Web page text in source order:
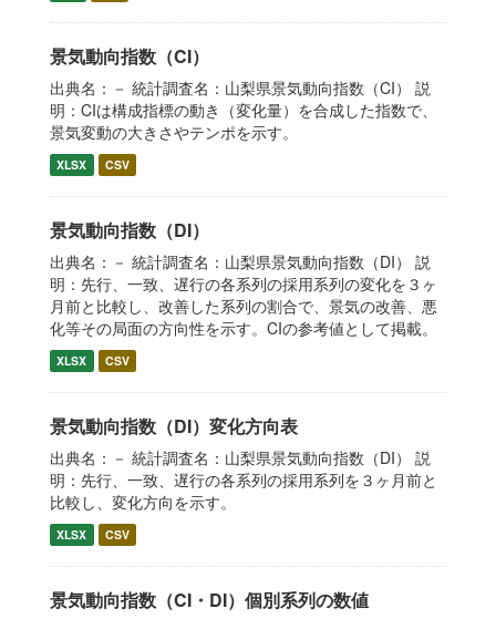
景気動向指数（CI）
出典名：－ 統計調査名：山梨県景気動向指数（CI） 説
明：CIは構成指標の動き（変化量）を合成した指数で、
景気変動の大きさやテンポを示す。
XLSX CSV
景気動向指数（DI）
出典名：－ 統計調査名：山梨県景気動向指数（DI） 説
明：先行、一致、遅行の各系列の採用系列の変化を３ヶ
月前と比較し、改善した系列の割合で、景気の改善、悪
化等その局面の方向性を示す。CIの参考値として掲載。
XLSX CSV
景気動向指数（DI）変化方向表
出典名：－ 統計調査名：山梨県景気動向指数（DI） 説
明：先行、一致、遅行の各系列の採用系列を３ヶ月前と
比較し、変化方向を示す。
XLSX CSV
景気動向指数（CI・DI）個別系列の数値